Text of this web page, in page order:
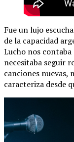
Fue un lujo
de la capacidad
Lucho nos
necesitaba seguir
canciones nuevas,
caracteriza desde